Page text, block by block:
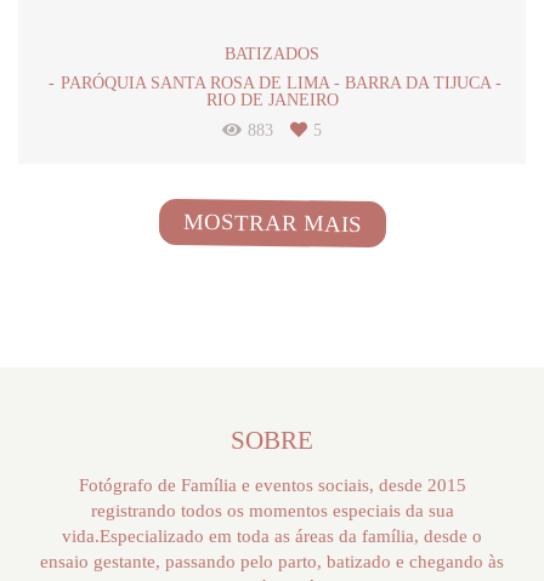
BATIZADOS
PARÓQUIA SANTA ROSA DE LIMA - BARRA DA TIJUCA -
RIO DE JANEIRO
883
5
MOSTRAR MAIS
SOBRE
Fotógrafo de Família e eventos sociais, desde 2015
registrando todos os momentos especiais da sua
vida.Especializado em toda as áreas da família, desde o
ensaio gestante, passando pelo parto, batizado e chegando às